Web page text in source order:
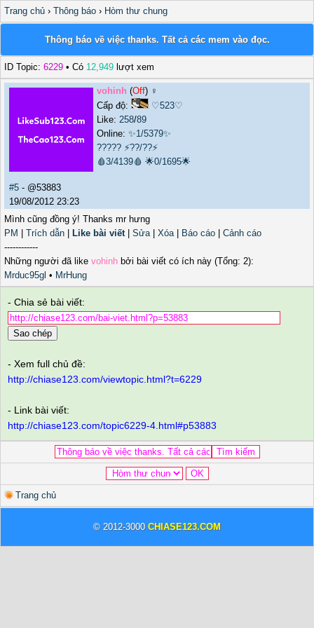
Trang chủ › Thông báo › Hòm thư chung
Thông báo về việc thanks. Tất cả các mem vào đọc.
ID Topic: 6229 • Có 12,949 lượt xem
vohinh (Off) ♀️
Cấp độ:
♡523♡
Like: 258/89
Online: ✨1/5379✨
????? ⚡??/??⚡
🩸3/4139🩸 🌟0/1695🌟
#5 - @53883
19/08/2012 23:23
Mình cũng đồng ý! Thanks mr hưng
PM
Trích dẫn Like bài viết| Sửa| Xóa| Báo cáo
Cảnh cáo
------------
Những người đã like vohinh bởi bài viết có ích này (Tổng: 2):
Mrduc95gl • MrHung
- Chia sẻ bài viết:
Sao chép
- Xem full chủ đề:
http://chiase123.com/viewtopic.html?t=6229
- Link bài viết:
http://chiase123.com/topic6229-4.html#p53883
Trang chủ
© 2012-3000 CHIASE123.COM